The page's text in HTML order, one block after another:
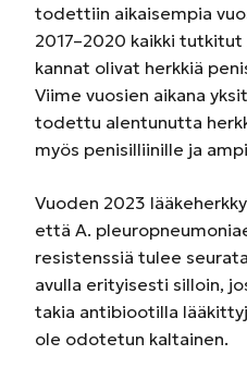
todettiin aikaisempia
2017–2020 kaikki tutkitut
kannat olivat herkkiä
Viime vuosien aikana
todettu alentunutta
myös penisilliinille ja
Vuoden 2023
että A.
resistenssiä tulee
avulla erityisesti silloin,
takia antibiootilla
ole odotetun kaltainen.